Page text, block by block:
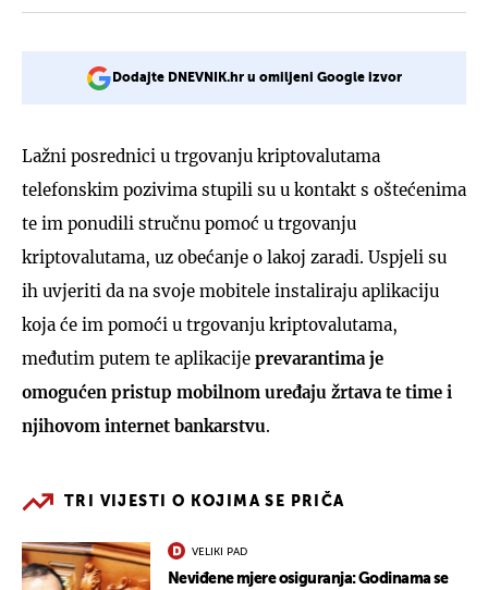
Dodajte DNEVNIK.hr u omiljeni Google izvor
Lažni posrednici u trgovanju kriptovalutama
telefonskim pozivima stupili su u kontakt s oštećenima
te im ponudili stručnu pomoć u trgovanju
kriptovalutama, uz obećanje o lakoj zaradi. Uspjeli su
ih uvjeriti da na svoje mobitele instaliraju aplikaciju
koja će im pomoći u trgovanju kriptovalutama,
međutim putem te aplikacije prevarantima je
omogućen pristup mobilnom uređaju žrtava te time i
njihovom internet bankarstvu.
TRI VIJESTI O KOJIMA SE PRIČA
VELIKI PAD
Neviđene mjere osiguranja: Godinama se